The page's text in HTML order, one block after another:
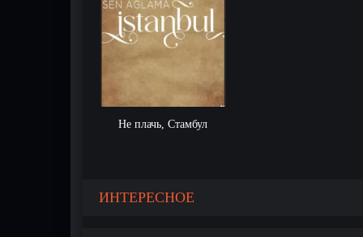
Не плачь, Стамбул
ИНТЕРЕСНОЕ